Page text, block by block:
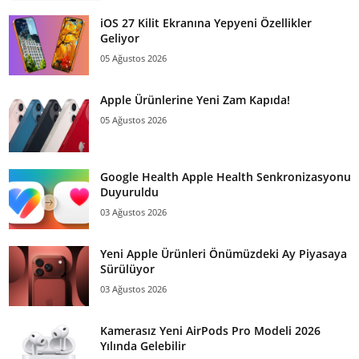
iOS 27 Kilit Ekranına Yepyeni Özellikler
Geliyor
05 Ağustos 2026
Apple Ürünlerine Yeni Zam Kapıda!
05 Ağustos 2026
Google Health Apple Health Senkronizasyonu
Duyuruldu
03 Ağustos 2026
Yeni Apple Ürünleri Önümüzdeki Ay Piyasaya
Sürülüyor
03 Ağustos 2026
Kamerasız Yeni AirPods Pro Modeli 2026
Yılında Gelebilir